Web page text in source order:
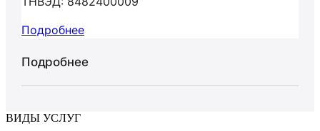
Подробнее
Подробнее
ВИДЫ УСЛУГ